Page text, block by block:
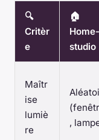
🔍
Critèr
e
🏠
Home-
studio
Maîtr
ise
lumiè
re
,